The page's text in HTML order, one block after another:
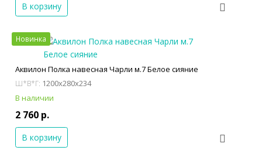
В корзину
Новинка
Аквилон Полка навесная Чарли м.7 Белое сияние
Ш*В*Г: 1200x280x234
В наличии
2 760 р.
В корзину